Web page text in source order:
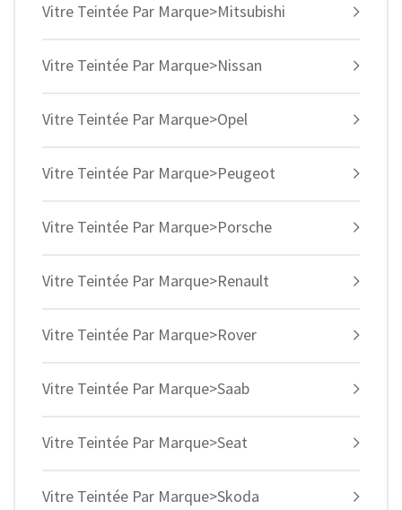
Vitre Teintée Par Marque>Mitsubishi
Vitre Teintée Par Marque>Nissan
Vitre Teintée Par Marque>Opel
Vitre Teintée Par Marque>Peugeot
Vitre Teintée Par Marque>Porsche
Vitre Teintée Par Marque>Renault
Vitre Teintée Par Marque>Rover
Vitre Teintée Par Marque>Saab
Vitre Teintée Par Marque>Seat
Vitre Teintée Par Marque>Skoda